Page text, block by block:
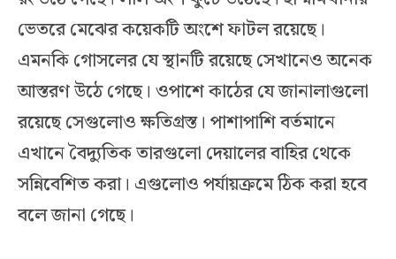
ভেতরে মেঝের কয়েকটি অংশে ফাটল রয়েছে।
এমনকি গোসলের যে স্থানটি রয়েছে সেখানেও অনেক
আস্তরণ উঠে গেছে। ওপাশে কাঠের যে জানালাগুলো
রয়েছে সেগুলোও ক্ষতিগ্রস্ত। পাশাপাশি বর্তমানে
এখানে বৈদ্যুতিক তারগুলো দেয়ালের বাহির থেকে
সন্নিবেশিত করা। এগুলোও পর্যায়ক্রমে ঠিক করা হবে
বলে জানা গেছে।